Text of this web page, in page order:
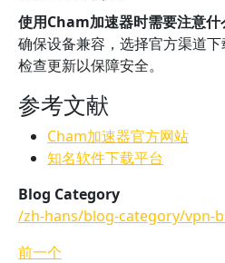
使用Cham加速器时需要注意什
确保设备兼容，选择官方渠道
检查更新以保障安全。
参考文献
Cham加速器官方网站
知名软件下载平台
Blog Category
/zh-hans/blog-category/vpn-
前一个